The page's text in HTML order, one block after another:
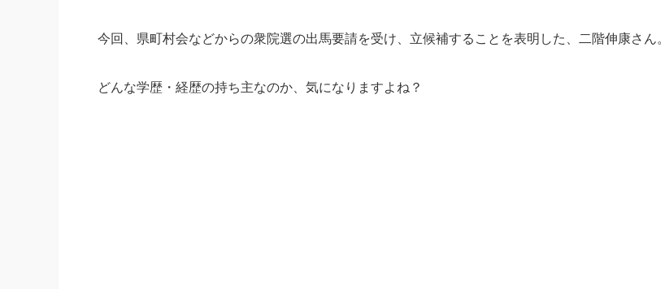
今回、県町村会などからの衆院選の出馬要請を受け、立候補することを表明した、二階伸康さん。
どんな学歴・経歴の持ち主なのか、気になりますよね？